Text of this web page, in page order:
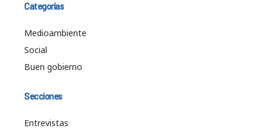
Categorías
Medioambiente
Social
Buen gobierno
Secciones
Entrevistas